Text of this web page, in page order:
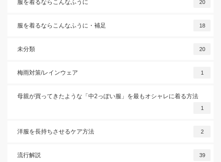
服を着るならこんなふうに 20
服を着るならこんなふうに・補足 18
未分類 20
梅雨対策/レインウェア 1
母親が買ってきたような「中2っぽい服」を最もオシャレに着る方法
1
洋服を長持ちさせるケア方法 2
流行解説 39